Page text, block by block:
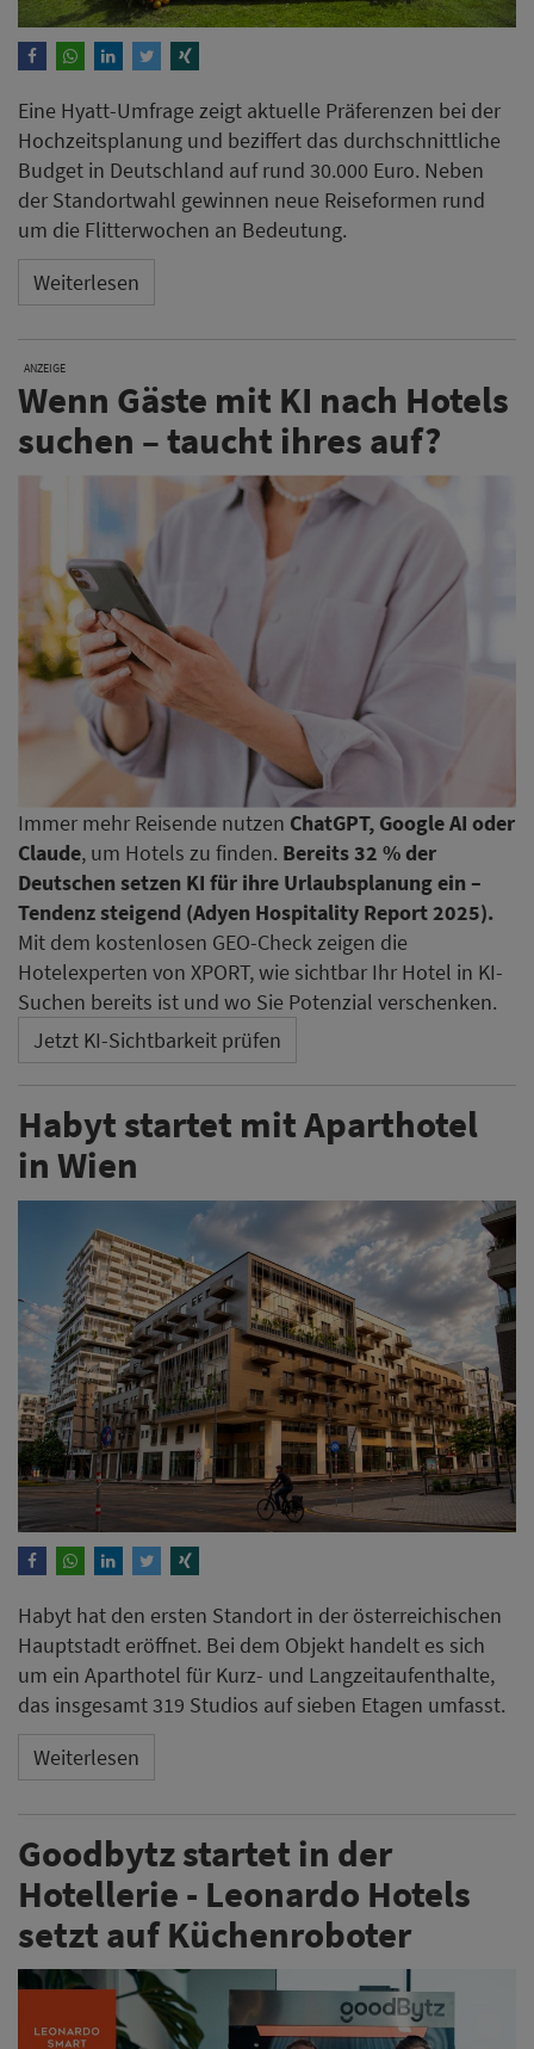
Eine Hyatt-Umfrage zeigt aktuelle Präferenzen bei der
Hochzeitsplanung und beziffert das durchschnittliche
Budget in Deutschland auf rund 30.000 Euro. Neben
der Standortwahl gewinnen neue Reiseformen rund
um die Flitterwochen an Bedeutung.
Weiterlesen
ANZEIGE
Wenn Gäste mit KI nach Hotels
suchen – taucht ihres auf?
Immer mehr Reisende nutzen ChatGPT, Google AI oder
Claude, um Hotels zu finden. Bereits 32 % der
Deutschen setzen KI für ihre Urlaubsplanung ein –
Tendenz steigend (Adyen Hospitality Report 2025).
Mit dem kostenlosen GEO-Check zeigen die
Hotelexperten von XPORT, wie sichtbar Ihr Hotel in KI-
Suchen bereits ist und wo Sie Potenzial verschenken.
Jetzt KI-Sichtbarkeit prüfen
Habyt startet mit Aparthotel
in Wien
Habyt hat den ersten Standort in der österreichischen
Hauptstadt eröffnet. Bei dem Objekt handelt es sich
um ein Aparthotel für Kurz- und Langzeitaufenthalte,
das insgesamt 319 Studios auf sieben Etagen umfasst.
Weiterlesen
Goodbytz startet in der
Hotellerie - Leonardo Hotels
setzt auf Küchenroboter